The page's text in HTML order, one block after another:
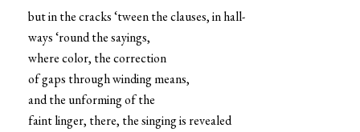
but in the cracks ‘tween the clauses, in hall-
ways ‘round the sayings,
where color, the correction
of gaps through winding means,
and the unforming of the
faint linger, there, the singing is revealed